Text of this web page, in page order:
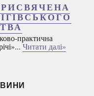
практична
Читати далі»